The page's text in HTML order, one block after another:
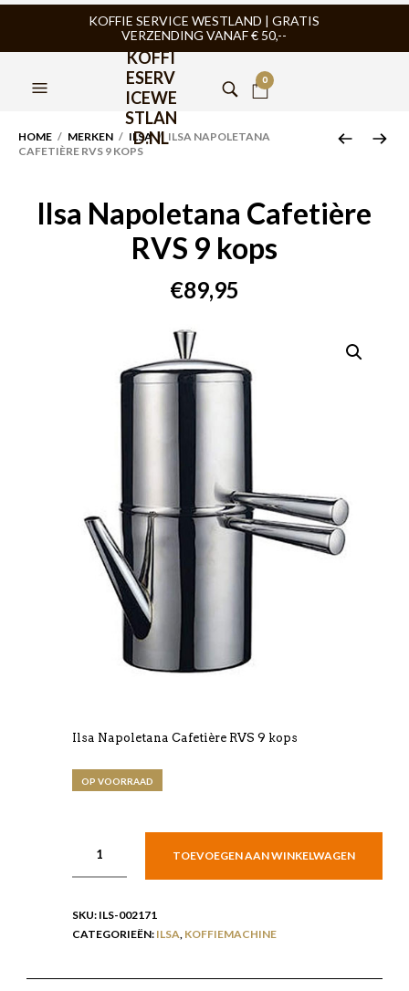
KOFFIE SERVICE WESTLAND | GRATIS
VERZENDING VANAF € 50,--
KOFFI
ESERV
ICEWE
STLAN
D.NL
0
HOME / MERKEN / ILSA/ ILSA NAPOLETANA
CAFETIÈRE RVS 9 KOPS
Ilsa Napoletana Cafetière
RVS 9 kops
€89,95
Ilsa Napoletana Cafetière RVS 9 kops
OP VOORRAAD
TOEVOEGEN AAN WINKELWAGEN
SKU: ILS-002171
CATEGORIEËN: ILSA, KOFFIEMACHINE